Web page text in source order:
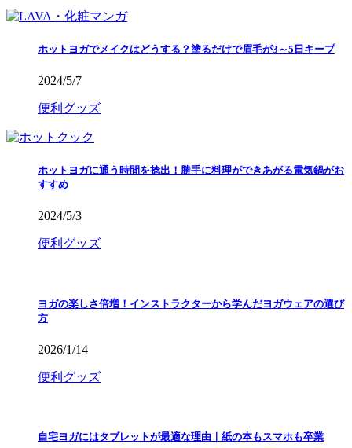
ホットヨガでメイクはどうする？塗るだけで眉毛が3～5日キープ
2024/5/7
便利グッズ
ホットヨガに通う時間を捻出！勝手に料理ができあがる電気鍋がお
すすめ
2024/5/3
便利グッズ
ヨガの楽しさ倍増！インストラクターから学んだヨガウェアの選び
方
2026/1/14
便利グッズ
自宅ヨガにはタブレットが最適な理由｜紙の本もスマホも卒業